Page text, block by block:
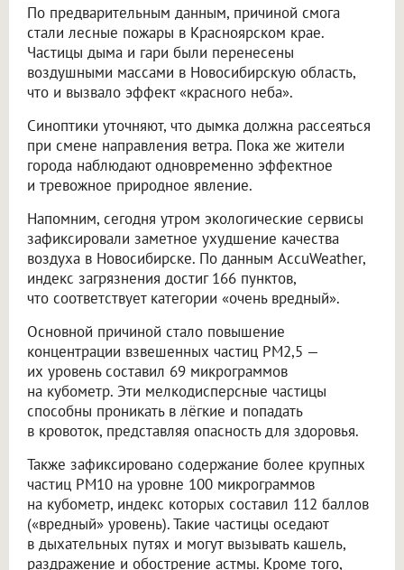
По предварительным данным, причиной смога
стали лесные пожары в Красноярском крае.
Частицы дыма и гари были перенесены
воздушными массами в Новосибирскую область,
что и вызвало эффект «красного неба».
Синоптики уточняют, что дымка должна рассеяться
при смене направления ветра. Пока же жители
города наблюдают одновременно эффектное
и тревожное природное явление.
Напомним, сегодня утром экологические сервисы
зафиксировали заметное ухудшение качества
воздуха в Новосибирске. По данным AccuWeather,
индекс загрязнения достиг 166 пунктов,
что соответствует категории «очень вредный».
Основной причиной стало повышение
концентрации взвешенных частиц PM2,5 —
их уровень составил 69 микрограммов
на кубометр. Эти мелкодисперсные частицы
способны проникать в лёгкие и попадать
в кровоток, представляя опасность для здоровья.
Также зафиксировано содержание более крупных
частиц PM10 на уровне 100 микрограммов
на кубометр, индекс которых составил 112 баллов
(«вредный» уровень). Такие частицы оседают
в дыхательных путях и могут вызывать кашель,
раздражение и обострение астмы. Кроме того,